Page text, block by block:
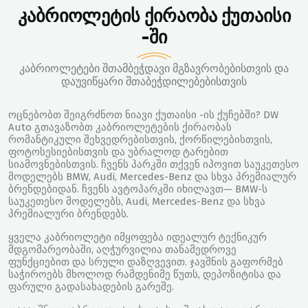
კაბრიოლეტის ქირაობა ქუთაისი
-ში
კაბრიოლეტები შთამბეჭდავი მგზავრობებისთვის და
დაუვიწყარი შთაბეჭდილებებისთვის
ოცნებობთ შეიგრძნოთ ნიავი ქუთაისი -ის ქუჩებში? DW
Auto გთავაზობთ კაბრიოლეტების ქირაობას
რომანტიკული შეხვედრებისთვის, ქორწილებისთვის,
ფოტოსესიებისთვის და უბრალოდ ტარებით
სიამოვნებისთვის. ჩვენს პარკში თქვენ იპოვით საუკეთესო
მოდელებს BMW, Audi, Mercedes-Benz და სხვა პრემიალურ
ბრენდებიდან. ჩვენს ავტოპარკში იხილავთ— BMW-ს
საუკეთესო მოდელებს, Audi, Mercedes-Benz და სხვა
პრემიალური ბრენდებს.
ყველა კაბრიოლეტი იმყოფება იდეალურ ტექნიკურ
მდგომარეობაში, აღჭურვილია თანამედროვე
ფუნქციებით და სრული დაზღვევით. ჯავშნის გაფორმებ
საჭიროებს მხოლოდ რამდენიმე წუთს, დეპოზიტისა და
ფარული გადასახადების გარეშე.